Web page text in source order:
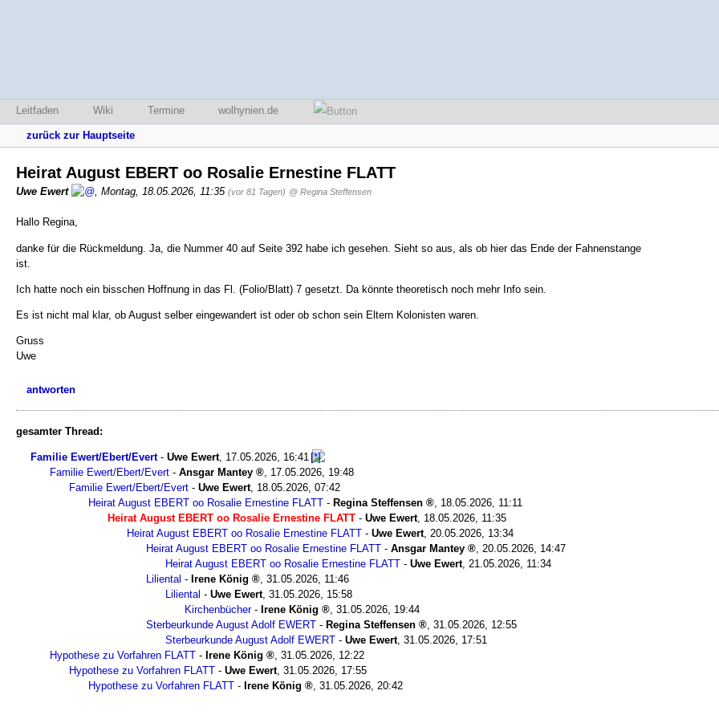
Leitfaden Wiki Termine wolhynien.de
zurück zur Hauptseite
Heirat August EBERT oo Rosalie Ernestine FLATT
Uwe Ewert , Montag, 18.05.2026, 11:35 (vor 81 Tagen) @ Regina Steffensen
Hallo Regina,
danke für die Rückmeldung. Ja, die Nummer 40 auf Seite 392 habe ich gesehen. Sieht so aus, als ob hier das Ende der Fahnenstange
ist.
Ich hatte noch ein bisschen Hoffnung in das Fl. (Folio/Blatt) 7 gesetzt. Da könnte theoretisch noch mehr Info sein.
Es ist nicht mal klar, ob August selber eingewandert ist oder ob schon sein Eltern Kolonisten waren.
Gruss
Uwe
antworten
gesamter Thread:
Familie Ewert/Ebert/Evert- Uwe Ewert, 17.05.2026, 16:41
Familie Ewert/Ebert/Evert - Ansgar Mantey
17.05.2026, 19:48
Familie Ewert/Ebert/Evert - Uwe Ewert, 18.05.2026, 07:42
Heirat August EBERT oo Rosalie Ernestine FLATT - Regina Steffensen
18.05.2026, 11:11
Heirat August EBERT oo Rosalie Ernestine FLATT - Uwe Ewert, 18.05.2026, 11:35
Heirat August EBERT oo Rosalie Ernestine FLATT - Uwe Ewert, 20.05.2026, 13:34
Heirat August EBERT oo Rosalie Ernestine FLATT - Ansgar Mantey
20.05.2026, 14:47
Heirat August EBERT oo Rosalie Ernestine FLATT - Uwe Ewert, 21.05.2026, 11:34
Liliental - Irene König
31.05.2026, 11:46
Liliental - Uwe Ewert, 31.05.2026, 15:58
Kirchenbücher- Irene König
31.05.2026, 19:44
Sterbeurkunde August Adolf EWERT - Regina Steffensen
31.05.2026, 12:55
Sterbeurkunde August Adolf EWERT - Uwe Ewert, 31.05.2026, 17:51
Hypothese zu Vorfahren FLATT - Irene König
31.05.2026, 12:22
Hypothese zu Vorfahren FLATT - Uwe Ewert, 31.05.2026, 17:55
Hypothese zu Vorfahren FLATT - Irene König 31.05.2026, 20:42